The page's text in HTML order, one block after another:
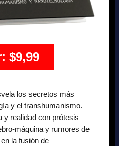
$9,99
los secretos más
y el transhumanismo.
y realidad con prótesis
máquina y rumores de
la fusión de